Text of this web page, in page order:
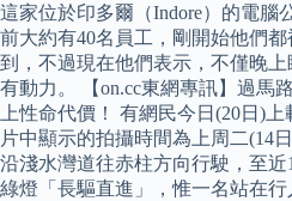
這家位於印多爾（Indore）的電腦
前大約有40名員工，剛開始他們
到，不過現在他們表示，不僅晚
有動力。 【on.cc東網專訊】過馬
上性命代價！ 有網民今日(20日)上
片中顯示的拍攝時間為上周二(14
沿淺水灣道往赤柱方向行駛，至
綠燈「長驅直進」，惟一名站在